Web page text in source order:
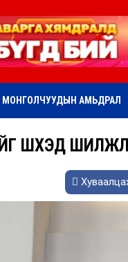
МОНГОЛЧУУДЫН АМЬДРАЛ
ШҮҮХЭД